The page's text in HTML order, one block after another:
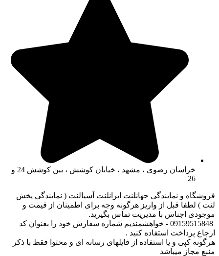
خراسان رضوی ، مشهد ، خیابان کوشش ، بین کوشش 24 و
26
فروشگاه و نمایندگی جهانلنت ایرانلنت آسیالنت ( نمایندگی پخش
لنت ) لطفا قبل از واریز هرگونه وجه برای اطمینان از قیمت و
موجودی اجناس با مدیریت تماس بگیرید.
09159515848 - خواهشمندیم شماره سفارش خود را بعنوان کد
ارجاع پرداخت استفاده کنید .
هرگونه کپی و یا استفاده از فایلهای رسانه ای و محتوا فقط با ذکر
منبع مجاز میباشد